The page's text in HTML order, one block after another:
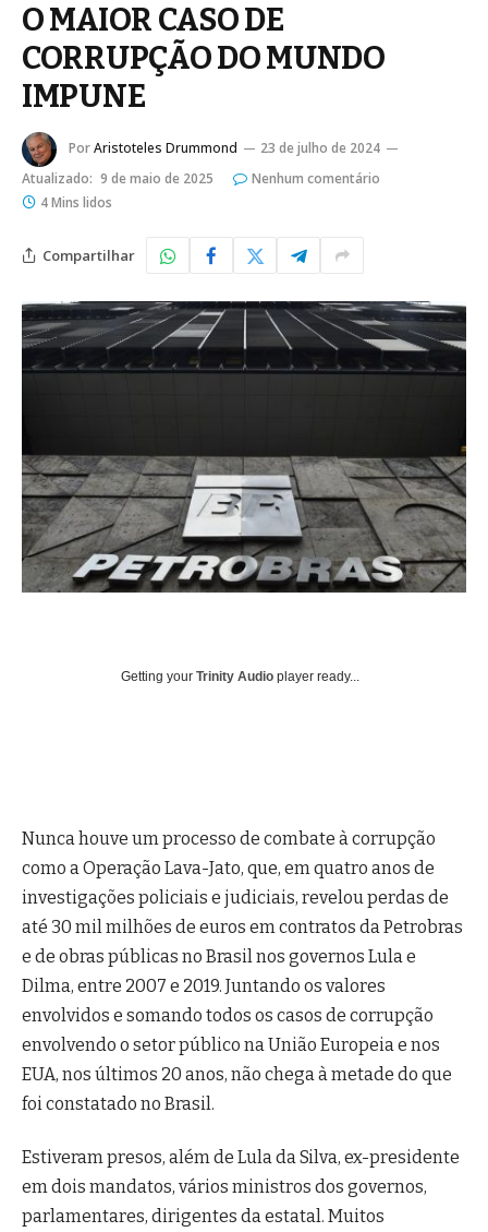
O MAIOR CASO DE
CORRUPÇÃO DO MUNDO
IMPUNE
PorAristoteles Drummond
23 de julho de 2024
Atualizado: 9 de maio de 2025
Nenhum comentário
4 Mins lidos
Compartilhar
Getting your Trinity Audio player ready...
Nunca houve um processo de combate à corrupção
como a Operação Lava-Jato, que, em quatro anos de
investigações policiais e judiciais, revelou perdas de
até 30 mil milhões de euros em contratos da Petrobras
e de obras públicas no Brasil nos governos Lula e
Dilma, entre 2007 e 2019. Juntando os valores
envolvidos e somando todos os casos de corrupção
envolvendo o setor público na União Europeia e nos
EUA, nos últimos 20 anos, não chega à metade do que
foi constatado no Brasil.
Estiveram presos, além de Lula da Silva, ex-presidente
em dois mandatos, vários ministros dos governos,
parlamentares, dirigentes da estatal. Muitos